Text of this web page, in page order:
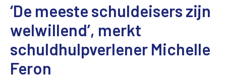
‘De meeste schuldeisers zijn
welwillend’, merkt
schuldhulpverlener Michelle
Feron